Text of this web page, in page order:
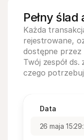
Pełny
Każda
rejestrowane,
dostępne
Twój zespół
czego
Data
26 maja